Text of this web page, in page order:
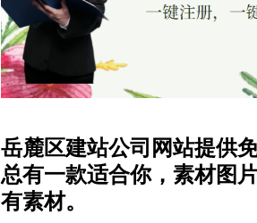
岳麓区建站公司网站提供
总有一款适合你，素材图
有素材。